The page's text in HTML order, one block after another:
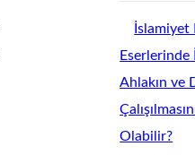
İslamiyet
Eserlerinde
Ahlakın ve
Olabilir?